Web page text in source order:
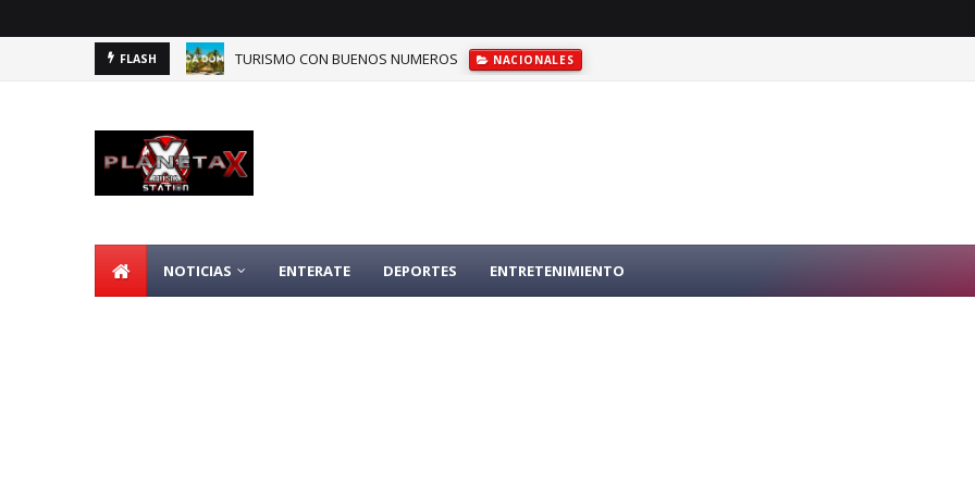
FLASH TURISMO CON BUENOS NUMEROS NACIONALES
NOTICIAS ENTERATE DEPORTES ENTRETENIMIENTO